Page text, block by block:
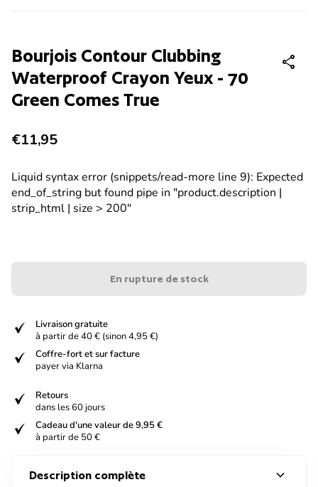
Bourjois Contour Clubbing
Waterproof Crayon Yeux - 70
Green Comes True
share
Prix normal
€11,95
Liquid syntax error (snippets/read-more line 9): Expected
end_of_string but found pipe in "product.description |
strip_html | size > 200"
En rupture de stock
verified
Livraison gratuite
à partir de 40 € (sinon 4,95 €)
verified
Coffre-fort et sur facture
payer via Klarna
verified
Retours
dans les 60 jours
verified
Cadeau d'une valeur de 9,95 €
à partir de 50 €
Description complète expand_more